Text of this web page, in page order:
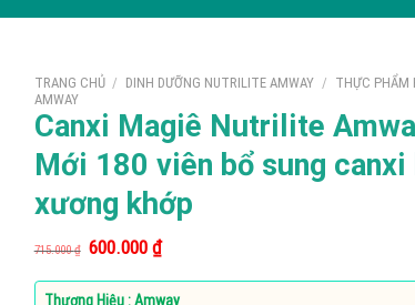
TRANG CHỦ / DINH DƯỠNG NUTRILITE AMWAY / THỰC PHẨM
AMWAY
Canxi Magiê Nutrilite
Mới 180 viên bổ sung
xương khớp
715.000₫ Giá
là:
715.000 ₫.
600.000 ₫Giá
hiện
tại
là:
Thương Hiệu : Amway